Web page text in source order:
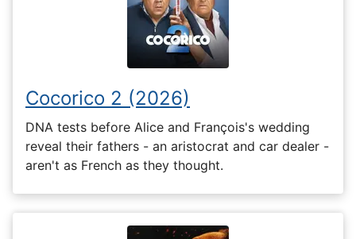
Cocorico 2 (2026)
DNA tests before Alice and François's wedding
reveal their fathers - an aristocrat and car dealer -
aren't as French as they thought.